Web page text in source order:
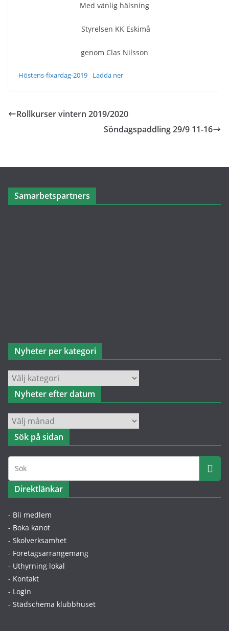
Med vänlig hälsning
Styrelsen KK Eskimå
genom Clas Nilsson
Höstens-fixardag-2019 Ladda ner
Rollkurser vintern 2019/2020
Söndagspaddling 29/9 11-16
Samarbetspartners
Nyheter per kategori
Nyheter
per
kategori
Nyheter efter datum
Nyheter
efter
datum
Sök på sidan
Direktlänkar
- Bli medlem
- Boka kanot
- Skolverksamhet
- Företagsarrangemang
- Uthyrning lokal
- Kontakt
- Login
- Städschema klubbhuset